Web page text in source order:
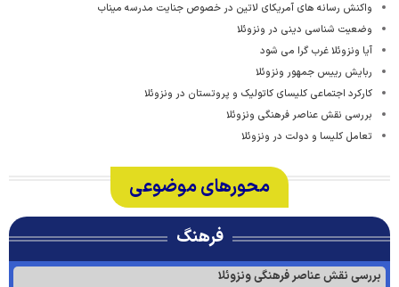
واکنش رسانه های آمریکای لاتین در خصوص جنایت مدرسه میناب
وضعیت شناسی دینی در ونزوئلا
آیا ونزوئلا غرب گرا می شود
ربایش رییس جمهور ونزوئلا
کارکرد اجتماعی کلیسای کاتولیک و پروتستان در ونزوئلا
بررسی نقش عناصر فرهنگی ونزوئلا
تعامل کلیسا و دولت در ونزوئلا
محورهای موضوعی
فرهنگ
بررسی نقش عناصر فرهنگی ونزوئلا